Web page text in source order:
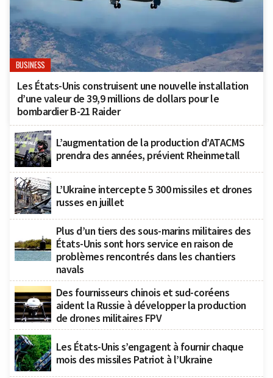
BUSINESS
Les États-Unis construisent une nouvelle installation
d’une valeur de 39,9 millions de dollars pour le
bombardier B-21 Raider
L’augmentation de la production d’ATACMS
prendra des années, prévient Rheinmetall
L’Ukraine intercepte 5 300 missiles et drones
russes en juillet
Plus d’un tiers des sous-marins militaires des
États-Unis sont hors service en raison de
problèmes rencontrés dans les chantiers
navals
Des fournisseurs chinois et sud-coréens
aident la Russie à développer la production
de drones militaires FPV
Les États-Unis s’engagent à fournir chaque
mois des missiles Patriot à l’Ukraine